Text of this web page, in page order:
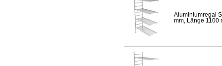
Aluminiumregal
mm, Länge 1100